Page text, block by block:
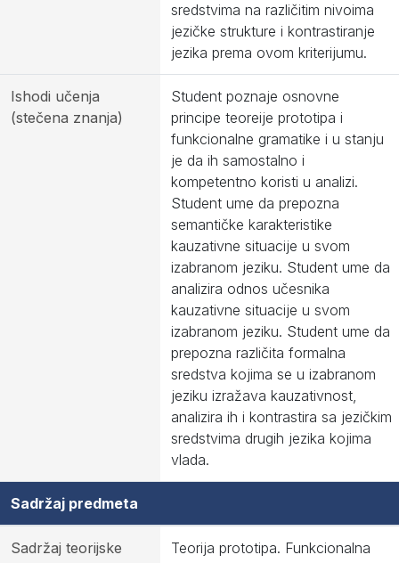
sredstvima na različitim nivoima
jezičke strukture i kontrastiranje
jezika prema ovom kriterijumu.
Ishodi učenja
(stečena znanja)
Student poznaje osnovne
principe teoreije prototipa i
funkcionalne gramatike i u stanju
je da ih samostalno i
kompetentno koristi u analizi.
Student ume da prepozna
semantičke karakteristike
kauzativne situacije u svom
izabranom jeziku. Student ume da
analizira odnos učesnika
kauzativne situacije u svom
izabranom jeziku. Student ume da
prepozna različita formalna
sredstva kojima se u izabranom
jeziku izražava kauzativnost,
analizira ih i kontrastira sa jezičkim
sredstvima drugih jezika kojima
vlada.
Sadržaj predmeta
Sadržaj teorijske
Teorija prototipa. Funkcionalna